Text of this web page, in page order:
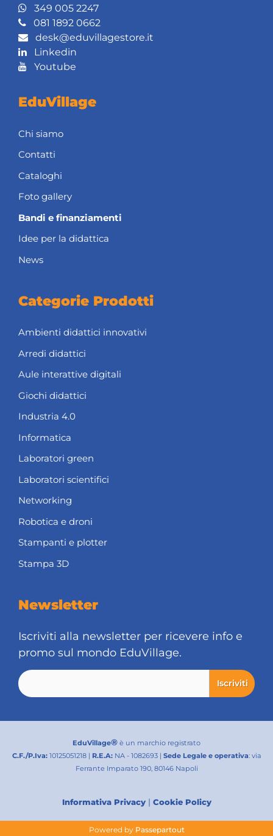
349 005 2247
081 1892 0662
desk@eduvillagestore.it
Linkedin
Youtube
EduVillage
Chi siamo
Contatti
Cataloghi
Foto gallery
Bandi e finanziamenti
Idee per la didattica
News
Categorie Prodotti
Ambienti didattici innovativi
Arredi didattici
Aule interattive digitali
Giochi didattici
Industria 4.0
Informatica
Laboratori green
Laboratori scientifici
Networking
Robotica e droni
Stampanti e plotter
Stampa 3D
Newsletter
Iscriviti alla newsletter per ricevere info e
promo sul mondo EduVillage.
EduVillage® è un marchio registrato
C.F./P.Iva: 10125051218 | R.E.A: NA - 1082693 | Sede Legale e operativa: via
Ferrante Imparato 190, 80146 Napoli
Informativa Privacy| Cookie Policy
Powered by Passepartout